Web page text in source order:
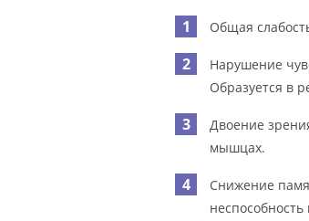
Общая
Нарушение
Образуется в
Двоение
мышцах.
Снижение